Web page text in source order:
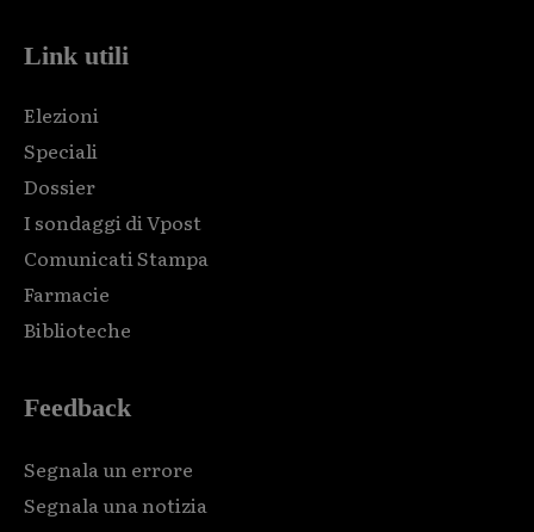
Link utili
Elezioni
Speciali
Dossier
I sondaggi di Vpost
Comunicati Stampa
Farmacie
Biblioteche
Feedback
Segnala un errore
Segnala una notizia